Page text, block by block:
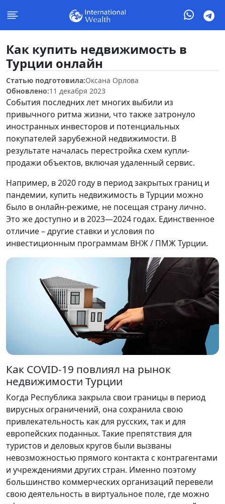
Как купить недвижимость в
Турции онлайн
Статью подготовила:Оксана Орлова
Обновлено:11 декабря 2023
События последних лет многих выбили из
привычного ритма жизни, что также затронуло
иностранных инвесторов и потенциальных
покупателей зарубежной недвижимости. В
результате началась перестройка схем купли-
продажи объектов, включая удаленный сервис.
Например, в 2020 году в период закрытых границ и
пандемии, купить недвижимость в Турции можно
было в онлайн-режиме, не посещая страну лично.
Это же доступно и в 2023—2024 годах. Единственное
отличие – другие ставки и условия по
инвестиционным программам ВНЖ / ПМЖ Турции.
Как COVID-19 повлиял на рынок
недвижимости Турции
Когда Республика закрыла свои границы в период
вирусных ограничений, она сохранила свою
привлекательность как для русских, так и для
европейских поданных. Такие препятствия для
туристов и деловых кругов были вызваны
невозможностью прямого контакта с контрагентами
и учреждениями других стран. Именно поэтому
большинство коммерческих организаций перевели
свою деятельность в виртуальное поле, где можно